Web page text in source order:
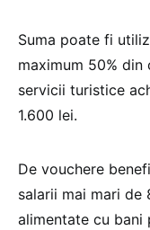
Suma poate fi
maximum 50%
servicii turistice
1.600 lei.
De vouchere
salarii mai mari
alimentate cu bani